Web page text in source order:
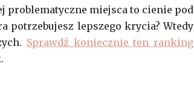
problematyczne miejsca to cienie pod
potrzebujesz lepszego krycia? Wtedy
Sprawdź koniecznie ten ranking